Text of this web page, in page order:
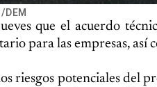
que el acuerdo
para las empresas, así
riesgos potenciales del